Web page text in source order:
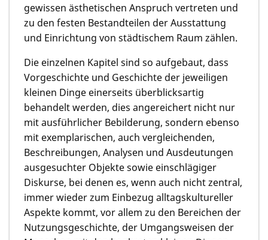
gewissen ästhetischen Anspruch vertreten und
zu den festen Bestandteilen der Ausstattung
und Einrichtung von städtischem Raum zählen.
Die einzelnen Kapitel sind so aufgebaut, dass
Vorgeschichte und Geschichte der jeweiligen
kleinen Dinge einerseits überblicksartig
behandelt werden, dies angereichert nicht nur
mit ausführlicher Bebilderung, sondern ebenso
mit exemplarischen, auch vergleichenden,
Beschreibungen, Analysen und Ausdeutungen
ausgesuchter Objekte sowie einschlägiger
Diskurse, bei denen es, wenn auch nicht zentral,
immer wieder zum Einbezug alltagskultureller
Aspekte kommt, vor allem zu den Bereichen der
Nutzungsgeschichte, der Umgangsweisen der